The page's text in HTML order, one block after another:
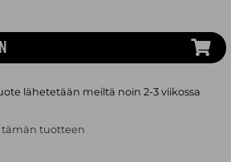
lähetetään meiltä noin 2-3 viikossa
tämän tuotteen